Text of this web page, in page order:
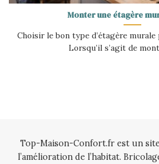
Monter une étagère
Choisir le bon type d’étagère
Lorsqu’il s’agit de
Top-Maison-Confort.fr est un
l’amélioration de l’habitat.